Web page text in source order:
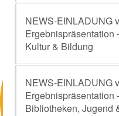
NEWS-EINLADUNG
Ergebnispräsentation
Kultur & Bildung
NEWS-EINLADUNG
Ergebnispräsentation
Bibliotheken, Jugend